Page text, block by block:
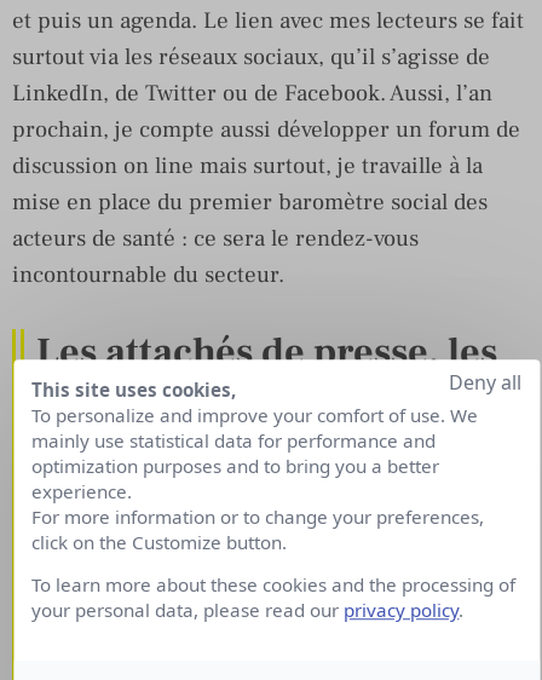
et puis un agenda. Le lien avec mes lecteurs se fait
surtout via les réseaux sociaux, qu’il s’agisse de
LinkedIn, de Twitter ou de Facebook. Aussi, l’an
prochain, je compte aussi développer un forum de
discussion on line mais surtout, je travaille à la
mise en place du premier baromètre social des
acteurs de santé : ce sera le rendez-vous
incontournable du secteur.
Les attachés de presse, les
relations presse sont un
vecteur important pour la
communication d’une
manière générale.
Comment challengez-vous
cette profession, et
This site uses cookies,
To personalize and improve your comfort of use. We
mainly use statistical data for performance and
optimization purposes and to bring you a better
experience.
For more information or to change your preferences,
click on the Customize button.
To learn more about these cookies and the processing of
your personal data, please read our privacy policy.
Deny all